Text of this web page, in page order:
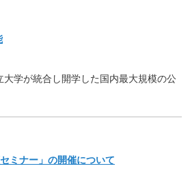
学が統合し開学した国内最大規模の公
ミナー」の開催について